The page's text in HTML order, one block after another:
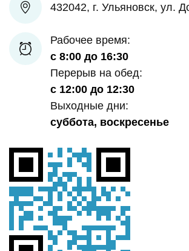
432042, г. Ульяновск, ул.
Рабочее время:
с 8:00 до 16:30
Перерыв на обед:
с 12:00 до 12:30
Выходные дни:
суббота, воскресенье